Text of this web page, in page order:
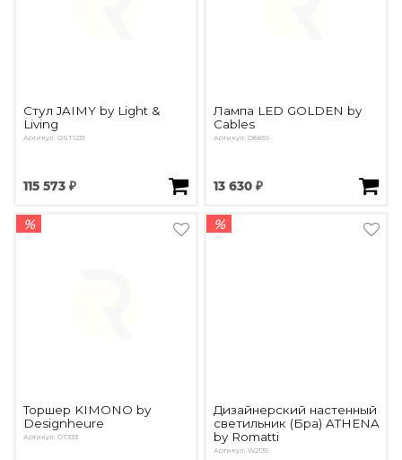
Стул JAIMY by Light &
Living
Артикул: OST1231
115 573 ₽
Лампа LED GOLDEN by
Cables
Артикул: O8859
13 630 ₽
%
Торшер KIMONO by
Designheure
Артикул: OT333
%
Дизайнерский настенный
светильник (Бра) ATHENA
by Romatti
Артикул: W2135